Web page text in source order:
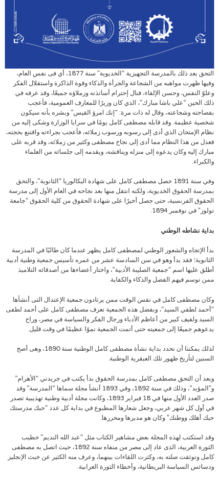
التحق بعد ذلك بالمدرسة التجهيزية “الخديوية” سنة 1877، أي فى نفس العام،
وفيها ظهرت مواهبه من الشجاعة والجرأة والذكاء وقوة الذاكرة واستقلال الفكر
وعلوّ النفس، وحسن الإلقاء، فنال إحترام أساتذته وزملاؤه جميعًا، وقد عرفه في
ذلك الحين “علي باشا مبارك”، الذي كان وزيرًا للمعارف العمومية، فأعجب
بفصاحته وشجاعته، وقال له ذات مرة: “إنك امرؤ القيس” وبشره بأنه سيكون
شخصية عظيمة. وقد قابله مصطفى كامل يومًا في سرايا الوزارة وشكى إليه من
نظام الإمتحان الذي أدى إلى رسوبه ورسوب زملائه، فأعجب بجراءته واقتنع بحجته،
فعدل من هذا النظام مما أدى إلى نجاح مصطفى وكثير من زملائه، وقد قربه على
مبارك إليه وكان يدعوه إلى منزله ويناقشه، ويقدمه إلى جلسائه من العلماء
والكبراء.
وفي سنة 1891 حصل مصطفى كامل على شهادة البكالوريا “الثانوية”، والتحق
بمدرسة الحقوق الخديوية، ولكنه انتقل منها بعد نجاحه في العام الأول إلى مدرسة
الحقوق الفرنسية، حتى حصل أخيرًا على شهادة الحقوق من كلية الحقوق “جامعة
تولوز” في نوفمبر 1894.
بداية نشاطه الوطني
بدأ الإتجاه والشعور الوطني لمصطفى كامل يظهر عندما كان طالبًا في المدرسة
الثانوية؛ فقد بدأ وهو في سن السادسة عشر من عمره تأسيس جمعية وطنية أدبية
أطلق عليها اسم “جمعية الصليبة الأدبية”، واختار أعضاءها من أصدقائه التلاميذ
ممن توسم فيهم الفضل والذكاء والكفاية.
وكان مصطفى كامل في نفس الوقت ممن يرتادون جمعية الإعتدال التى أنشأها
“أحمد لطفي السيد”، وبفضل هذه الجمعية تعرف مصطفى كامل على أحمد لطفى
السيد ولفيف كبير من أعاظم الأدباء ورجال الفكر والسياسة في مصر، وراح
يدعوهم جميعًا إلى جمعيته حتى أتمت الجمعية نموًا عظيمًا في وقت قليل.
لذلك يمكننا أن نحدد بداية نشأة مصطفى كامل الوطنية سنة 1890، وهى أصح
السنين لتأريخ ظهور تلك العبقرية الوطنية.
وبعد أن التحق مصطفى كامل بمدرسة الحقوق بدأ يكتب في جريدتي “الأهرام”
و”المؤيد”، وذلك في سنة 1892، وفي 1893 أنشأ مجلة سماها “المدرسة” وقد
صدر العدد الأول منها في 18 فبراير 1893، وكانت مجلة أدبية وطنية تهذيبية تصدر
في أول كل شهر عربي، وجعل شعارها المطبوع في بداية كل عدد “حبك مدرستك
حبك أهلك ووطنك” وكان هو مديرها ومحررها.
وقد استكتب لهذه المجلة بعض مشاهير الكتاب مثل “عبد الله النديم” خطيب
الثورة العربية، الذى عاد إلى مصر من منفاه سنة 1892، حيث اتصل به مصطفى
كامل وتوثقت صلته به، وكثرت اللقاءات بينهما، وعرف منه الكثير عن خبث الإنجليز
ودسائس السياسة البريطانية، وأخطاء الثورة العرابية.